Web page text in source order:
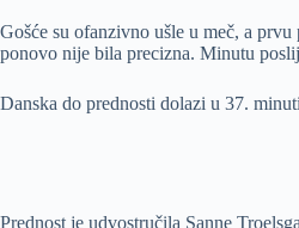
Gošće su ofanzivno ušle u meč, a
ponovo nije bila precizna. Minutu
Danska do prednosti dolazi u 37.
Prednost je udvostručila Sanne